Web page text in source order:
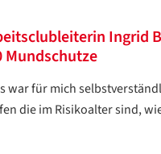
Ingrid
Mundschutze
war für mich
die im Risikoalter sind,